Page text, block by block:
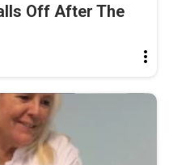
Off After The